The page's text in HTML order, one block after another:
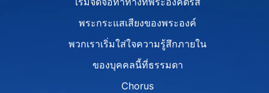
พระกระแสเสียงของพระองค์
พวกเราเริ่มใส่ใจความรู้สึกภายใน
ของบุคคลนี้ที่ธรรมดา
Chorus